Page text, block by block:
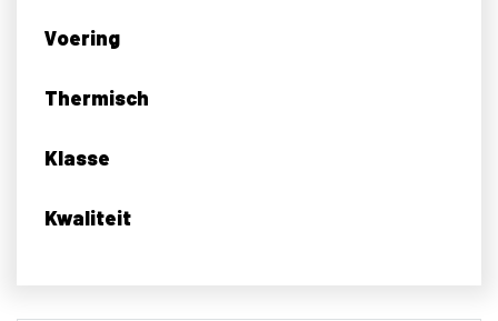
Voering
Thermisch
Klasse
Kwaliteit